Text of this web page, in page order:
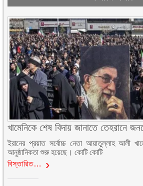
খামেনিকে শেষ বিদায় জানাতে তেহরানে
ইরানের প্রয়াত সর্বোচ্চ নেতা আয়াতুল্লাহ আলী
আনুষ্ঠানিকতা শুরু হয়েছে। কোটি কোটি
বিস্তারিত…